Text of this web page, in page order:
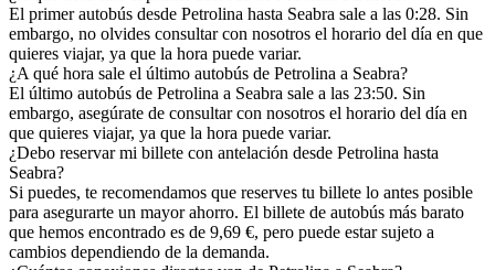
El primer autobús desde Petrolina hasta Seabra sale a las 0:28. Sin
embargo, no olvides consultar con nosotros el horario del día en que
quieres viajar, ya que la hora puede variar.
¿A qué hora sale el último autobús de Petrolina a Seabra?
El último autobús de Petrolina a Seabra sale a las 23:50. Sin
embargo, asegúrate de consultar con nosotros el horario del día en
que quieres viajar, ya que la hora puede variar.
¿Debo reservar mi billete con antelación desde Petrolina hasta
Seabra?
Si puedes, te recomendamos que reserves tu billete lo antes posible
para asegurarte un mayor ahorro. El billete de autobús más barato
que hemos encontrado es de 9,69 €, pero puede estar sujeto a
cambios dependiendo de la demanda.